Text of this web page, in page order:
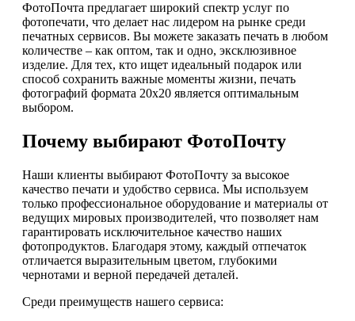
ФотоПочта предлагает широкий спектр услуг по
фотопечати, что делает нас лидером на рынке среди
печатных сервисов. Вы можете заказать печать в любом
количестве – как оптом, так и одно, эксклюзивное
изделие. Для тех, кто ищет идеальный подарок или
способ сохранить важные моменты жизни, печать
фотографий формата 20х20 является оптимальным
выбором.
Почему выбирают ФотоПочту
Наши клиенты выбирают ФотоПочту за высокое
качество печати и удобство сервиса. Мы используем
только профессиональное оборудование и материалы от
ведущих мировых производителей, что позволяет нам
гарантировать исключительное качество наших
фотопродуктов. Благодаря этому, каждый отпечаток
отличается выразительным цветом, глубокими
чернотами и верной передачей деталей.
Среди преимуществ нашего сервиса: